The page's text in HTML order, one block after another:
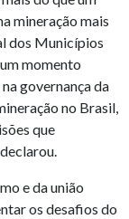
mineração mais
dos Municípios
momento
governança da
no Brasil,
que
e da união
os desafios do